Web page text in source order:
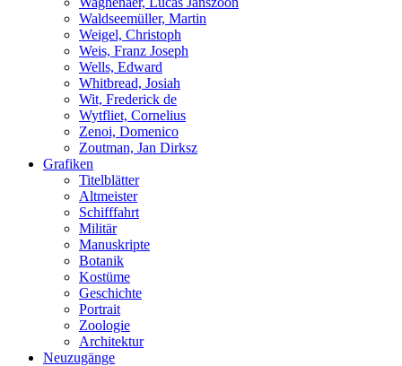
Waldseemüller, Martin
Weigel, Christoph
Weis, Franz Joseph
Wells, Edward
Whitbread, Josiah
Wit, Frederick de
Wytfliet, Cornelius
Zenoi, Domenico
Zoutman, Jan Dirksz
Grafiken
Titelblätter
Altmeister
Schifffahrt
Militär
Manuskripte
Botanik
Kostüme
Geschichte
Portrait
Zoologie
Architektur
Neuzugänge